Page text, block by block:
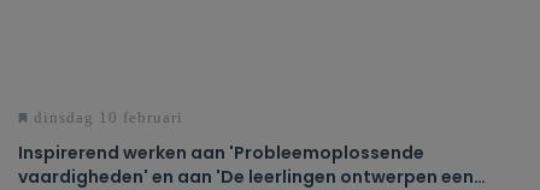
dinsdag 10 februari
Inspirerend werken aan 'Probleemoplossende
vaardigheden' en aan 'De leerlingen ontwerpen een